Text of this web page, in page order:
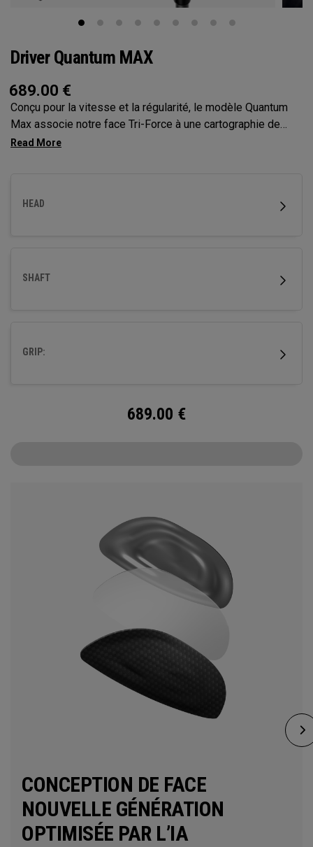
Driver Quantum MAX
689.00 €
Conçu pour la vitesse et la régularité, le modèle Quantum
Max associe notre face Tri-Force à une cartographie de
face optimisée par l’IA de nouvelle génération, des
HEAD
SHAFT
GRIP:
689.00 €
CONCEPTION DE FACE
NOUVELLE GÉNÉRATION
OPTIMISÉE PAR L’IA